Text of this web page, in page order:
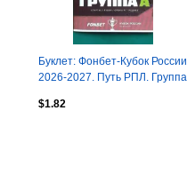
Буклет: Фонбет-Кубок России
2026-2027. Путь РПЛ. Группа
$1.82